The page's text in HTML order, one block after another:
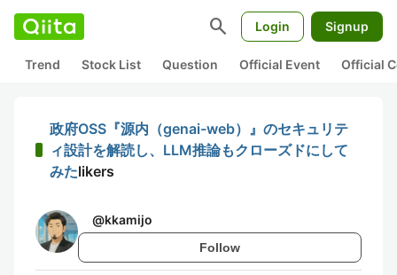
search Login Signup
Trend Stock List Question Official Event Official
政府OSS『源内（genai-web）』のセキュリテ
ィ設計を解読し、LLM推論もクローズドにして
みたlikers
@kkamijo
Follow